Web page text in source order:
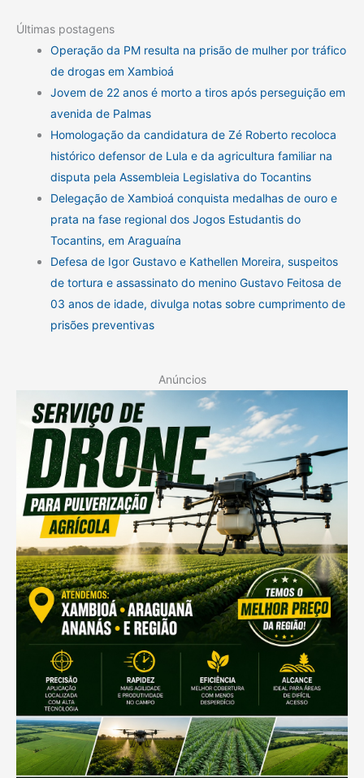
Últimas postagens
Operação da PM resulta na prisão de mulher por tráfico
de drogas em Xambioá
Jovem de 22 anos é morto a tiros após perseguição em
avenida de Palmas
Homologação da candidatura de Zé Roberto recoloca
histórico defensor de Lula e da agricultura familiar na
disputa pela Assembleia Legislativa do Tocantins
Delegação de Xambioá conquista medalhas de ouro e
prata na fase regional dos Jogos Estudantis do
Tocantins, em Araguaína
Defesa de Igor Gustavo e Kathellen Moreira, suspeitos
de tortura e assassinato do menino Gustavo Feitosa de
03 anos de idade, divulga notas sobre cumprimento de
prisões preventivas
Anúncios